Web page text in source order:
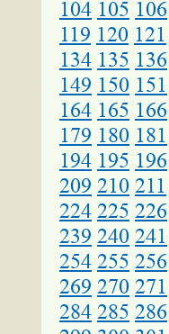
104 105 106
119 120 121
134 135 136
149 150 151
164 165 166
179 180 181
194 195 196
209 210 211
224 225 226
239 240 241
254 255 256
269 270 271
284 285 286